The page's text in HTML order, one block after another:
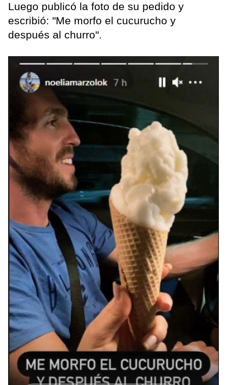
Luego publicó la foto de su pedido y
escribió: "Me morfo el cucurucho y
después al churro".